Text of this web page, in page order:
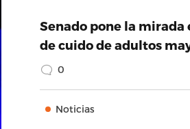
Senado pone la mirada
de cuido de adultos
0
Noticias